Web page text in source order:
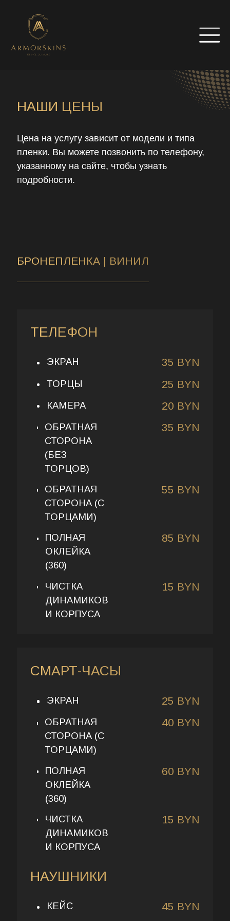
ОСТАВЬТЕ ЗАЯВКУ
СТАНЬТЕ НАШИМ
НАШИ ЦЕНЫ
Цена на услугу зависит от модели и типа
пленки. Вы можете позвонить по телефону,
указанному на сайте, чтобы узнать
подробности.
БРОНЕПЛЕНКА | ВИНИЛ
ТЕЛЕФОН
ЭКРАН 35 BYN
ТОРЦЫ 25 BYN
КАМЕРА 20 BYN
ОБРАТНАЯ
СТОРОНА
(БЕЗ
ТОРЦОВ)
35 BYN
ОБРАТНАЯ
СТОРОНА (С
ТОРЦАМИ)
55 BYN
ПОЛНАЯ
ОКЛЕЙКА
(360)
85 BYN
ЧИСТКА
ДИНАМИКОВ
И КОРПУСА
15 BYN
СМАРТ-ЧАСЫ
ЭКРАН 25 BYN
ОБРАТНАЯ
СТОРОНА (С
ТОРЦАМИ)
40 BYN
ПОЛНАЯ
ОКЛЕЙКА
(360)
60 BYN
ЧИСТКА
ДИНАМИКОВ
И КОРПУСА
15 BYN
НАУШНИКИ
КЕЙС 45 BYN